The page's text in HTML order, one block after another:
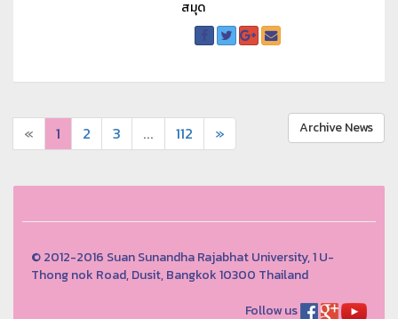
สมุด
« 1 2 3 ... 112 » Archive News
© 2012-2016 Suan Sunandha Rajabhat University, 1 U-
Thong nok Road, Dusit, Bangkok 10300 Thailand
Follow us